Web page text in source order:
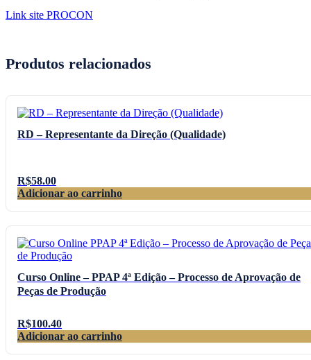
Link site PROCON
Produtos relacionados
RD – Representante da Direção (Qualidade)
R$58.00
Adicionar ao carrinho
Curso Online – PPAP 4ª Edição – Processo de Aprovação de
Peças de Produção
R$100.40
Adicionar ao carrinho